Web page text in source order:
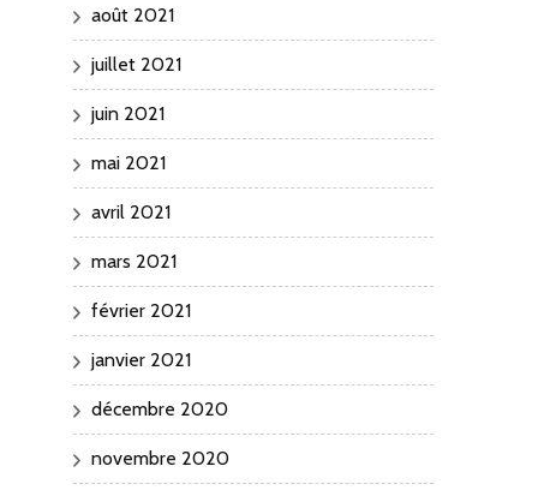
août 2021
juillet 2021
juin 2021
mai 2021
avril 2021
mars 2021
février 2021
janvier 2021
décembre 2020
novembre 2020